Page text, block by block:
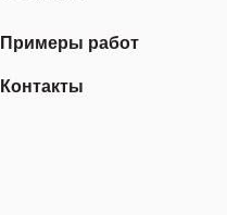
Примеры работ
Контакты